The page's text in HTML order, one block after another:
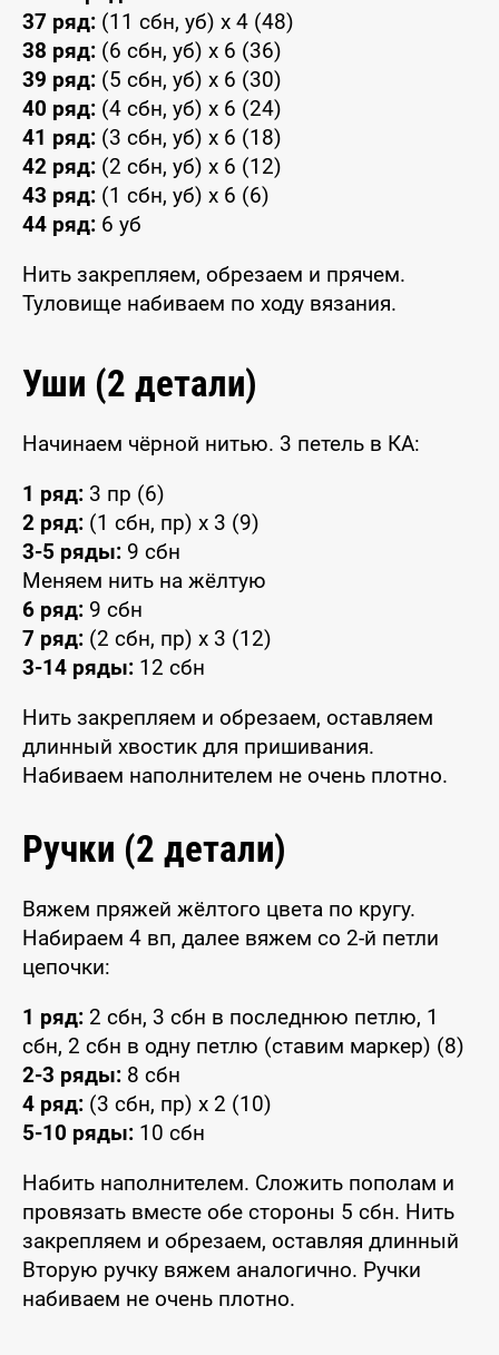
37 ряд: (11 сбн, уб) x 4 (48)
38 ряд: (6 сбн, уб) x 6 (36)
39 ряд: (5 сбн, уб) x 6 (30)
40 ряд: (4 сбн, уб) x 6 (24)
41 ряд: (3 сбн, уб) x 6 (18)
42 ряд: (2 сбн, уб) x 6 (12)
43 ряд: (1 сбн, уб) x 6 (6)
44 ряд: 6 уб
Нить закрепляем, обрезаем и прячем.
Туловище набиваем по ходу вязания.
Уши (2 детали)
Начинаем чёрной нитью. 3 петель в КА:
1 ряд: 3 пр (6)
2 ряд: (1 сбн, пр) x 3 (9)
3-5 ряды: 9 сбн
Меняем нить на жёлтую
6 ряд: 9 сбн
7 ряд: (2 сбн, пр) x 3 (12)
3-14 ряды: 12 сбн
Нить закрепляем и обрезаем, оставляем
длинный хвостик для пришивания.
Набиваем наполнителем не очень плотно.
Ручки (2 детали)
Вяжем пряжей жёлтого цвета по кругу.
Набираем 4 вп, далее вяжем со 2-й петли
цепочки:
1 ряд: 2 сбн, 3 сбн в последнюю петлю, 1
сбн, 2 сбн в одну петлю (ставим маркер) (8)
2-3 ряды: 8 сбн
4 ряд: (3 сбн, пр) x 2 (10)
5-10 ряды: 10 сбн
Набить наполнителем. Сложить пополам и
провязать вместе обе стороны 5 сбн. Нить
закрепляем и обрезаем, оставляя длинный
Вторую ручку вяжем аналогично. Ручки
набиваем не очень плотно.